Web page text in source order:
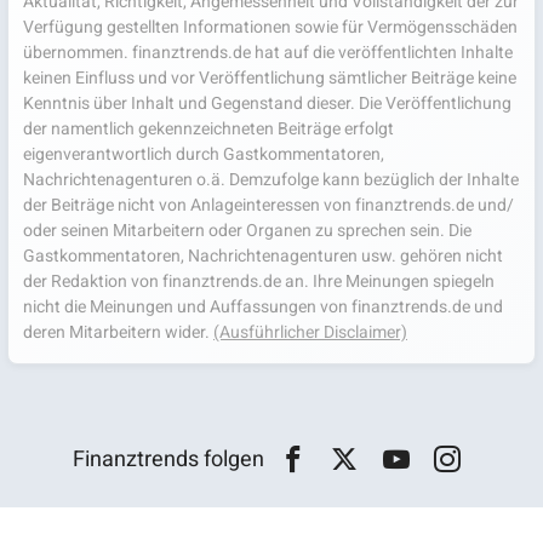
Verfügung gestellten Informationen sowie für Vermögensschäden
übernommen. finanztrends.de hat auf die veröffentlichten Inhalte
keinen Einfluss und vor Veröffentlichung sämtlicher Beiträge keine
Kenntnis über Inhalt und Gegenstand dieser. Die Veröffentlichung
der namentlich gekennzeichneten Beiträge erfolgt
eigenverantwortlich durch Gastkommentatoren,
Nachrichtenagenturen o.ä. Demzufolge kann bezüglich der Inhalte
der Beiträge nicht von Anlageinteressen von finanztrends.de und/
oder seinen Mitarbeitern oder Organen zu sprechen sein. Die
Gastkommentatoren, Nachrichtenagenturen usw. gehören nicht
der Redaktion von finanztrends.de an. Ihre Meinungen spiegeln
nicht die Meinungen und Auffassungen von finanztrends.de und
deren Mitarbeitern wider. (Ausführlicher Disclaimer)
Finanztrends folgen